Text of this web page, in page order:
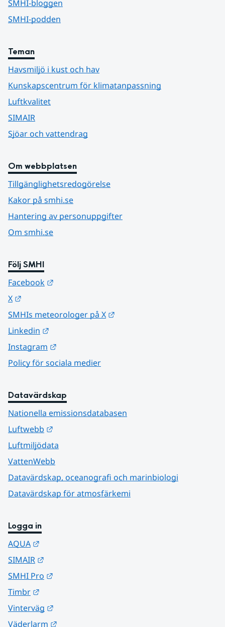
SMHI-bloggen
SMHI-podden
Teman
Havsmiljö i kust och hav
Kunskapscentrum för klimatanpassning
Luftkvalitet
SIMAIR
Sjöar och vattendrag
Om webbplatsen
Tillgänglighetsredogörelse
Kakor på smhi.se
Hantering av personuppgifter
Om smhi.se
Följ SMHI
Facebook
X
SMHIs meteorologer på X
Linkedin
Instagram
Policy för sociala medier
Datavärdskap
Nationella emissionsdatabasen
Luftwebb
Luftmiljödata
VattenWebb
Datavärdskap, oceanografi och marinbiologi
Datavärdskap för atmosfärkemi
Logga in
AQUA
SIMAIR
SMHI Pro
Timbr
Vinterväg
Väderlarm